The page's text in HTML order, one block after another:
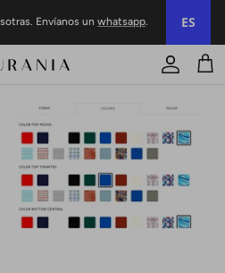
Envíanos un whatsapp. ES
Cuenta